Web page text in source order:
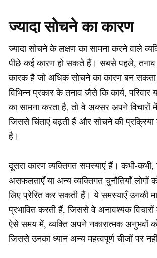
ज्यादा सोचने का कारण
ज्यादा सोचने के लक्षण का सामना करने वाले
पीछे कई कारण हो सकते हैं। सबसे पहले, तनाव
कारक है जो अधिक सोचने का कारण बन
विभिन्न प्रकार के तनाव जैसे कि कार्य, परिवार
का सामना करता है, तो वे अक्सर अपने
जिससे चिंताएं बढ़ती हैं और सोचने की प्रक्रिया
है।
दूसरा कारण व्यक्तिगत समस्याएं हैं। कभी-कभी,
असफलताएँ या अन्य व्यक्तिगत चुनौतियाँ लोगों
लिए प्रेरित कर सकती हैं। ये समस्याएँ उनकी
प्रभावित करती हैं, जिससे वे अनावश्यक
ऐसे समय में, व्यक्ति अपने नकारात्मक अनुभवों
जिससे उनका ध्यान अन्य महत्वपूर्ण चीजों पर